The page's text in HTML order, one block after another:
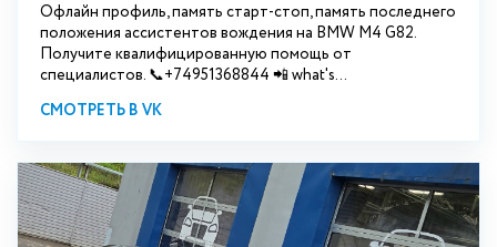
Офлайн профиль, память старт-стоп, память последнего
положения ассистентов вождения на BMW М4 G82.
Получите квалифицированную помощь от
специалистов. 📞+74951368844 📲 what's...
СМОТРЕТЬ В VK